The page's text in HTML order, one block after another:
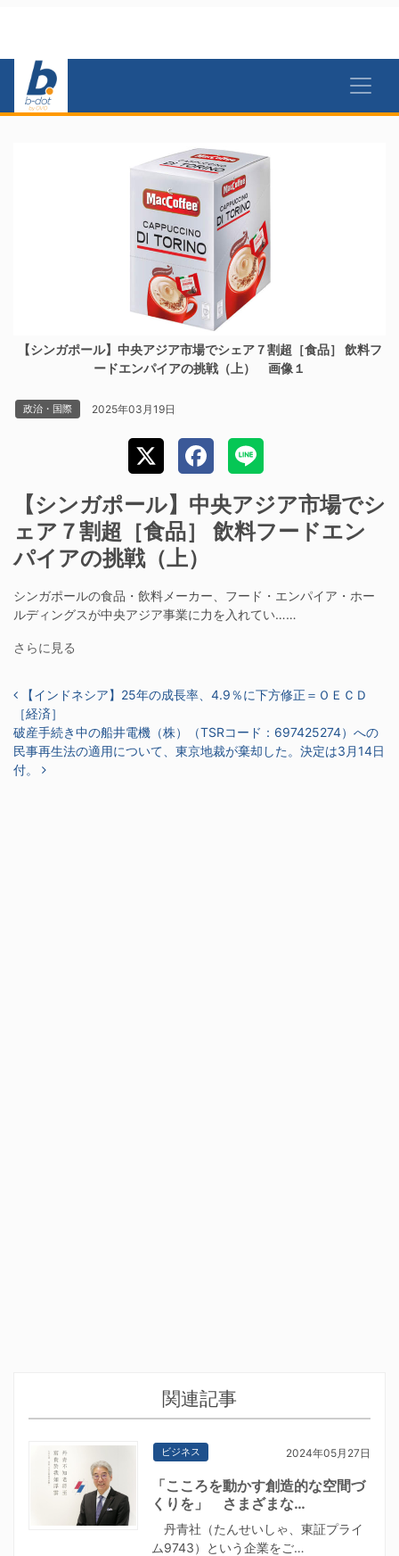
【シンガポール】中央アジア市場でシェア７割超［食品］ 飲料フ
ードエンパイアの挑戦（上） 画像１
政治・国際 2025年03月19日
【シンガポール】中央アジア市場でシ
ェア７割超［食品］ 飲料フードエン
パイアの挑戦（上）
シンガポールの食品・飲料メーカー、フード・エンパイア・ホー
ルディングスが中央アジア事業に力を入れてい……
さらに見る
投稿ナビゲーション
【インドネシア】25年の成長率、4.9％に下方修正＝ＯＥＣＤ
［経済］
破産手続き中の船井電機（株）（TSRコード：697425274）への
民事再生法の適用について、東京地裁が棄却した。決定は3月14日
付。
関連記事
ビジネス 2024年05月27日
「こころを動かす創造的な空間づ
くりを」 さまざまな…
丹青社（たんせいしゃ、東証プライ
ム9743）という企業をご…